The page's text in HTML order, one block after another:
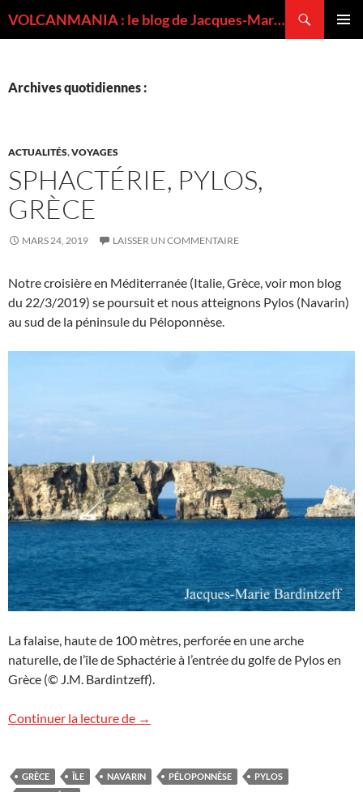
VOLCANMANIA : le blog de Jacques-Marie BARDINTZEFF, volcanologue
Archives quotidiennes :
ACTUALITÉS,VOYAGES
SPHACTÉRIE, PYLOS,
GRÈCE
MARS 24, 2019 LAISSER UN COMMENTAIRE
Notre croisière en Méditerranée (Italie, Grèce, voir mon blog
du 22/3/2019) se poursuit et nous atteignons Pylos (Navarin)
au sud de la péninsule du Péloponnèse.
La falaise, haute de 100 mètres, perforée en une arche
naturelle, de l’île de Sphactérie à l’entrée du golfe de Pylos en
Grèce (© J.M. Bardintzeff).
Continuer la lecture de Sphactérie, Pylos, Grèce
→
GRÈCE ÎLE NAVARIN PÉLOPONNÈSE
PYLOS